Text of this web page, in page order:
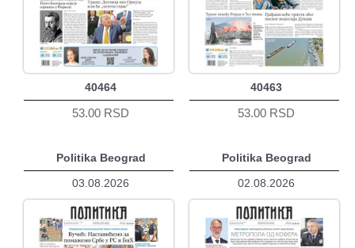
40464
53.00 RSD
40463
53.00 RSD
Politika Beograd
03.08.2026
Politika Beograd
02.08.2026